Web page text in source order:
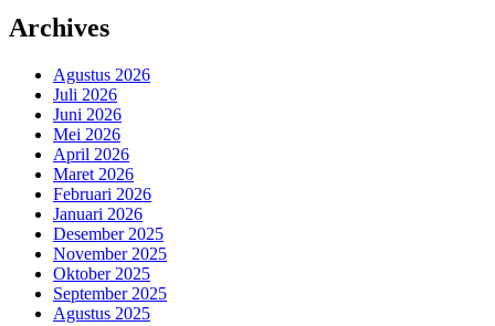
Archives
Agustus 2026
Juli 2026
Juni 2026
Mei 2026
April 2026
Maret 2026
Februari 2026
Januari 2026
Desember 2025
November 2025
Oktober 2025
September 2025
Agustus 2025